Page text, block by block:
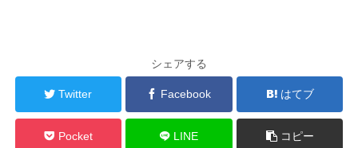
シェアする
Twitter Facebook はてブ
Pocket LINE コピー